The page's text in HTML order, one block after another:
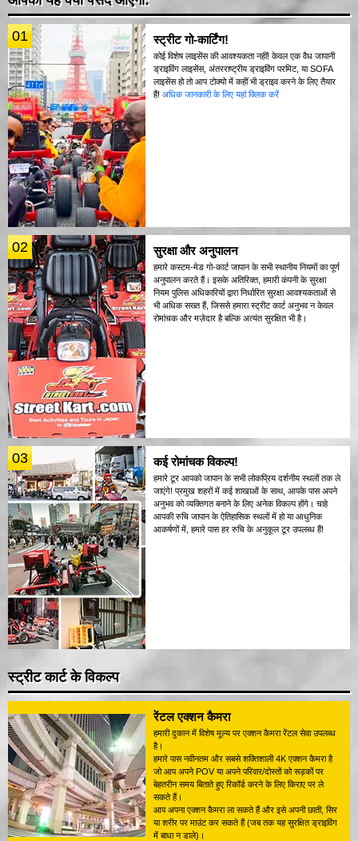
01 स्ट्रीट गो-कार्टिंग!
कोई विशेष लाइसेंस की आवश्यकता नहीं! केवल एक वैध जापानी
ड्राइविंग लाइसेंस, अंतरराष्ट्रीय ड्राइविंग परमिट, या SOFA
लाइसेंस हो तो आप टोक्यो में कहीं भी ड्राइव करने के लिए तैयार
हैं! अधिक जानकारी के लिए यहां क्लिक करें
02 सुरक्षा और अनुपालन
हमारे कस्टम-मेड गो-कार्ट जापान के सभी स्थानीय नियमों का पूर्ण
अनुपालन करते हैं। इसके अतिरिक्त, हमारी कंपनी के सुरक्षा
नियम पुलिस अधिकारियों द्वारा निर्धारित सुरक्षा आवश्यकताओं से
भी अधिक सख्त हैं, जिससे हमारा स्ट्रीट कार्ट अनुभव न केवल
रोमांचक और मज़ेदार है बल्कि अत्यंत सुरक्षित भी है।
03 कई रोमांचक विकल्प!
हमारे टूर आपको जापान के सभी लोकप्रिय दर्शनीय स्थलों तक ले
जाएंगे! प्रमुख शहरों में कई शाखाओं के साथ, आपके पास अपने
अनुभव को व्यक्तिगत बनाने के लिए अनेक विकल्प होंगे। चाहे
आपकी रुचि जापान के ऐतिहासिक स्थलों में हो या आधुनिक
आकर्षणों में, हमारे पास हर रुचि के अनुकूल टूर उपलब्ध हैं!
स्ट्रीट कार्ट के विकल्प
रेंटल एक्शन कैमरा
हमारी दुकान में विशेष मूल्य पर एक्शन कैमरा रेंटल सेवा उपलब्ध
है।
हमारे पास नवीनतम और सबसे शक्तिशाली 4K एक्शन कैमरा है
जो आप अपने POV या अपने परिवार/दोस्तों को सड़कों पर
बेहतरीन समय बिताते हुए रिकॉर्ड करने के लिए किराए पर ले
सकते हैं।
आप अपना एक्शन कैमरा ला सकते हैं और इसे अपनी छाती, सिर
या शरीर पर माउंट कर सकते हैं (जब तक यह सुरक्षित ड्राइविंग
में बाधा न डाले)।